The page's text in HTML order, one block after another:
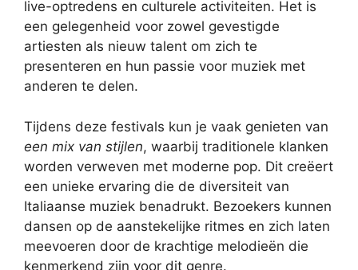
live-optredens en culturele activiteiten. Het is
een gelegenheid voor zowel gevestigde
artiesten als nieuw talent om zich te
presenteren en hun passie voor muziek met
anderen te delen.
Tijdens deze festivals kun je vaak genieten van
een mix van stijlen, waarbij traditionele klanken
worden verweven met moderne pop. Dit creëert
een unieke ervaring die de diversiteit van
Italiaanse muziek benadrukt. Bezoekers kunnen
dansen op de aanstekelijke ritmes en zich laten
meevoeren door de krachtige melodieën die
kenmerkend zijn voor dit genre.